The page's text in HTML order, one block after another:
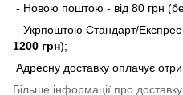
- Новою поштою - від 80 грн
- Укрпоштою Стандарт/Експрес
1200 грн);
Адресну доставку оплачує
Більше інформації про доставку